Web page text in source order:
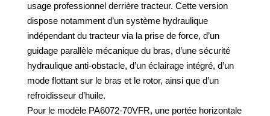
usage professionnel derrière tracteur. Cette version
dispose notamment d’un système hydraulique
indépendant du tracteur via la prise de force, d’un
guidage parallèle mécanique du bras, d’une sécurité
hydraulique anti-obstacle, d’un éclairage intégré, d’un
mode flottant sur le bras et le rotor, ainsi que d’un
refroidisseur d’huile.
Pour le modèle PA6072-70VFR, une portée horizontale